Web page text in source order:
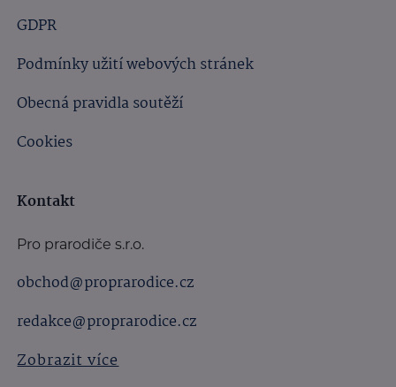
GDPR
Podmínky užití webových stránek
Obecná pravidla soutěží
Cookies
Kontakt
Pro prarodiče s.r.o.
obchod@proprarodice.cz
redakce@proprarodice.cz
Zobrazit více